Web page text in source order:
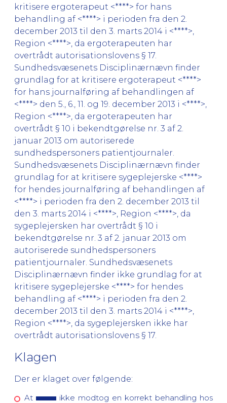
kritisere ergoterapeut <****> for hans
behandling af <****> i perioden fra den 2.
december 2013 til den 3. marts 2014 i <****>,
Region <****>, da ergoterapeuten har
overtrådt autorisationslovens § 17.
Sundhedsvæsenets Disciplinærnævn finder
grundlag for at kritisere ergoterapeut <****>
for hans journalføring af behandlingen af
<****> den 5., 6., 11. og 19. december 2013 i <****>,
Region <****>, da ergoterapeuten har
overtrådt § 10 i bekendtgørelse nr. 3 af 2.
januar 2013 om autoriserede
sundhedspersoners patientjournaler.
Sundhedsvæsenets Disciplinærnævn finder
grundlag for at kritisere sygeplejerske <****>
for hendes journalføring af behandlingen af
<****> i perioden fra den 2. december 2013 til
den 3. marts 2014 i <****>, Region <****>, da
sygeplejersken har overtrådt § 10 i
bekendtgørelse nr. 3 af 2. januar 2013 om
autoriserede sundhedspersoners
patientjournaler. Sundhedsvæsenets
Disciplinærnævn finder ikke grundlag for at
kritisere sygeplejerske <****> for hendes
behandling af <****> i perioden fra den 2.
december 2013 til den 3. marts 2014 i <****>,
Region <****>, da sygeplejersken ikke har
overtrådt autorisationslovens § 17.
Klagen
Der er klaget over følgende:
At
ikke modtog en korrekt behandling hos